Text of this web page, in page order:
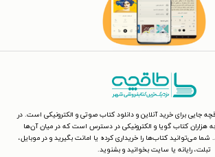
جایی برای خرید آنلاین و دانلود کتاب صوتی و الکترونیکی است. در
هزاران کتاب گویا و الکترونیکی در دسترس است که در میان آن‌ها
می‌توانید کتاب‌ها را خریداری کرده یا امانت بگیرید و در موبایل،
تبلت، رایانه یا سایت بخوانید و بشنوید.